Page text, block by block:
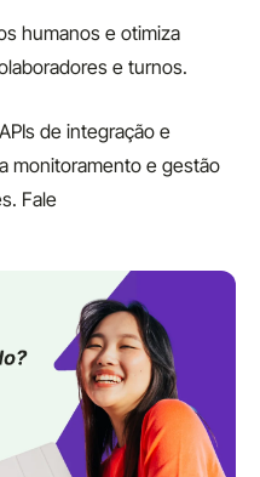
humanos e otimiza
e turnos.
de integração e
monitoramento e gestão
Fale